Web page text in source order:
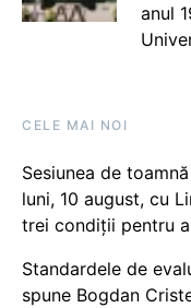
anul
CELE MAI NOI
Sesiunea de
luni, 10 august, cu
trei condiții pentru
Standardele de
spune Bogdan